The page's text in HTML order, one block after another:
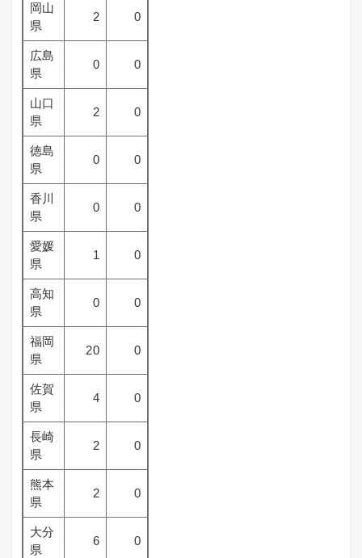
岡山
県
2 0
広島
県
0 0
山口
県
2 0
徳島
県
0 0
香川
県
0 0
愛媛
県
1 0
高知
県
0 0
福岡
県
20 0
佐賀
県
4 0
長崎
県
2 0
熊本
県
2 0
大分
県
6 0